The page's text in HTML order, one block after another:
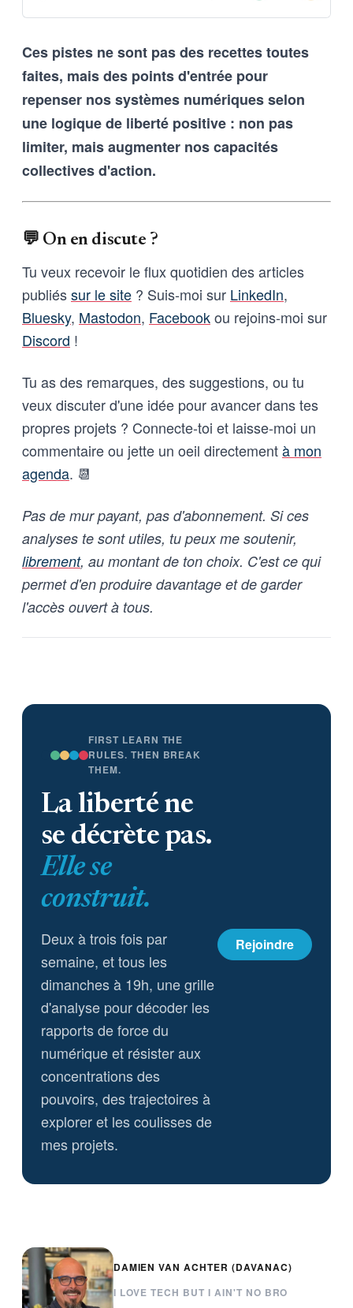
outils d’intelligence artificielle
qu’aux humains qui les entrainent,
Ces pistes ne sont pas des recettes toutes
faites, mais des points d'entrée pour
repenser nos systèmes numériques selon
une logique de liberté positive : non pas
limiter, mais augmenter nos capacités
collectives d'action.
💬 On en discute ?
Tu veux recevoir le flux quotidien des articles
publiéssur le site ? Suis-moi sur LinkedIn,
Bluesky, Mastodon, Facebookou rejoins-moi sur
Discord !
Tu as des remarques, des suggestions, ou tu
veux discuter d'une idée pour avancer dans tes
propres projets ? Connecte-toi et laisse-moi un
commentaire ou jette un oeil directementà mon
agenda. 📆
Pas de mur payant, pas d'abonnement. Si ces
analyses te sont utiles, tu peux me soutenir,
librement, au montant de ton choix. C'est ce qui
permet d'en produire davantage et de garder
l'accès ouvert à tous.
FIRST LEARN THE
RULES. THEN BREAK
THEM.
La liberté ne
se décrète pas.
Elle se
construit.
Deux à trois fois par
semaine, et tous les
dimanches à 19h, une grille
d'analyse pour décoder les
rapports de force du
numérique et résister aux
concentrations des
pouvoirs, des trajectoires à
explorer et les coulisses de
mes projets.
Rejoindre
DAMIEN VAN ACHTER (DAVANAC)
I LOVE TECH BUT I AIN'T NO BRO